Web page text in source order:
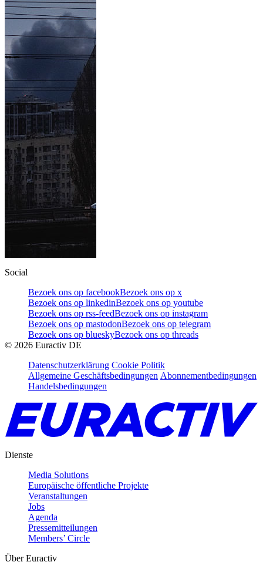
Social
Bezoek ons op facebookBezoek ons op x
Bezoek ons op linkedinBezoek ons op youtube
Bezoek ons op rss-feedBezoek ons op instagram
Bezoek ons op mastodonBezoek ons op telegram
Bezoek ons op blueskyBezoek ons op threads
© 2026 Euractiv DE
Datenschutzerklärung Cookie Politik
Allgemeine Geschäftsbedingungen Abonnementbedingungen
Handelsbedingungen
Dienste
Media Solutions
Europäische öffentliche Projekte
Veranstaltungen
Jobs
Agenda
Pressemitteilungen
Members’ Circle
Über Euractiv